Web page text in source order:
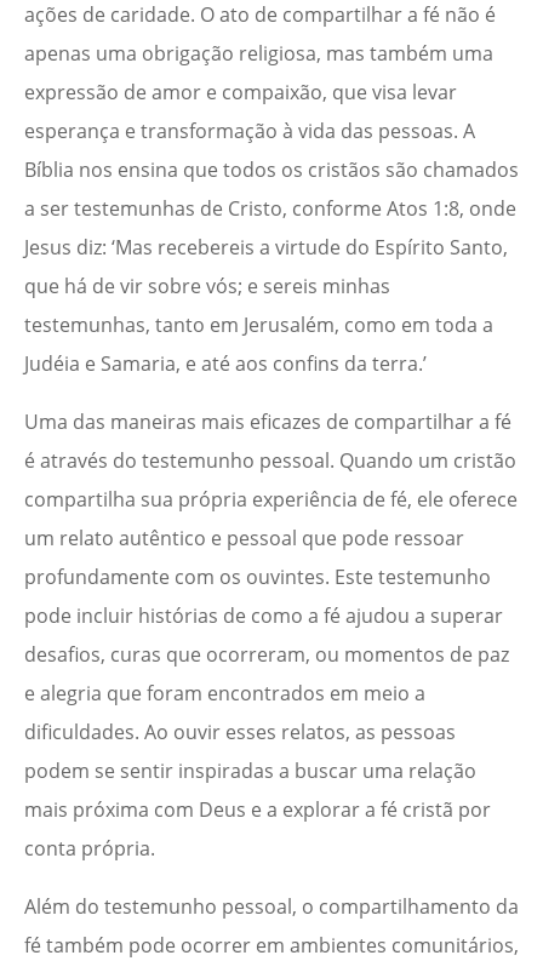
ações de caridade. O ato de compartilhar a fé não é
apenas uma obrigação religiosa, mas também uma
expressão de amor e compaixão, que visa levar
esperança e transformação à vida das pessoas. A
Bíblia nos ensina que todos os cristãos são chamados
a ser testemunhas de Cristo, conforme Atos 1:8, onde
Jesus diz: ‘Mas recebereis a virtude do Espírito Santo,
que há de vir sobre vós; e sereis minhas
testemunhas, tanto em Jerusalém, como em toda a
Judéia e Samaria, e até aos confins da terra.’
Uma das maneiras mais eficazes de compartilhar a fé
é através do testemunho pessoal. Quando um cristão
compartilha sua própria experiência de fé, ele oferece
um relato autêntico e pessoal que pode ressoar
profundamente com os ouvintes. Este testemunho
pode incluir histórias de como a fé ajudou a superar
desafios, curas que ocorreram, ou momentos de paz
e alegria que foram encontrados em meio a
dificuldades. Ao ouvir esses relatos, as pessoas
podem se sentir inspiradas a buscar uma relação
mais próxima com Deus e a explorar a fé cristã por
conta própria.
Além do testemunho pessoal, o compartilhamento da
fé também pode ocorrer em ambientes comunitários,